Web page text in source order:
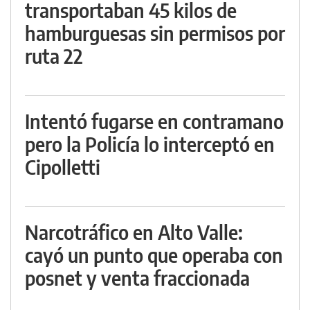
transportaban 45 kilos de
hamburguesas sin permisos por
ruta 22
Intentó fugarse en contramano
pero la Policía lo interceptó en
Cipolletti
Narcotráfico en Alto Valle:
cayó un punto que operaba con
posnet y venta fraccionada